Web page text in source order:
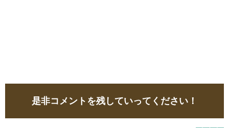
是非コメントを残していってください！